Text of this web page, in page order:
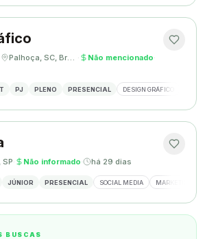
Palhoça, SC, Brasil · Não mencionado·
PJ PLENO PRESENCIAL DESIGN GRÁFICO
SP· Não informado· há 29 dias
JÚNIOR PRESENCIAL SOCIAL MEDIA MARKETING
BUSCAS